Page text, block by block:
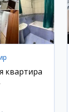
квартира